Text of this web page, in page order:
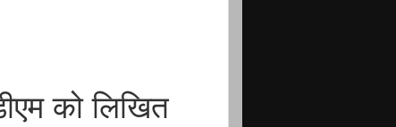
को लिखित